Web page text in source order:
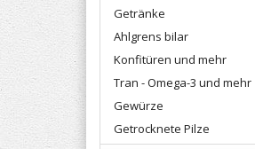
Getränke
Ahlgrens bilar
Konfitüren und mehr
Tran - Omega-3 und mehr
Gewürze
Getrocknete Pilze